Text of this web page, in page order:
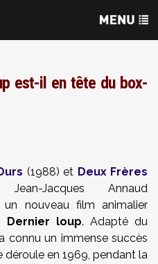
est-il en tête du box-
(1988) et Deux Frères
Jean-Jacques Annaud
un nouveau film animalier
Dernier loup. Adapté du
connu un immense succès
déroule en 1969, pendant la